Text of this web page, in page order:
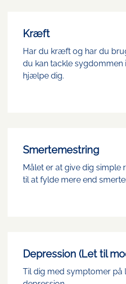
Kræft
Har du kræft og har du
du kan tackle sygdommen
hjælpe dig.
Smertemestring
Målet er at give dig simple
til at fylde mere end
Depression (Let til
Til dig med symptomer på